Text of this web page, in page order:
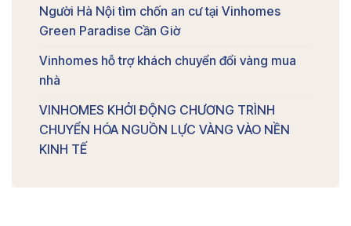
Người Hà Nội tìm chốn an cư tại Vinhomes
Green Paradise Cần Giờ
Vinhomes hỗ trợ khách chuyển đổi vàng mua
nhà
VINHOMES KHỞI ĐỘNG CHƯƠNG TRÌNH
CHUYỂN HÓA NGUỒN LỰC VÀNG VÀO NỀN
KINH TẾ